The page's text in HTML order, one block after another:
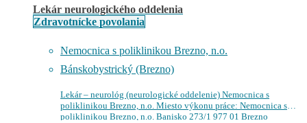
Lekár neurologického oddelenia
Zdravotnícke povolania
Nemocnica s poliklinikou Brezno, n.o.
Bánskobystrický (Brezno)
Lekár – neurológ (neurologické oddelenie) Nemocnica s
poliklinikou Brezno, n.o. Miesto výkonu práce: Nemocnica s
poliklinikou Brezno, n.o. Banisko 273/1 977 01 Brezno